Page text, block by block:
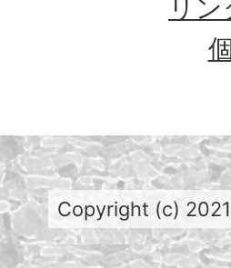
リ
Copyright (c)